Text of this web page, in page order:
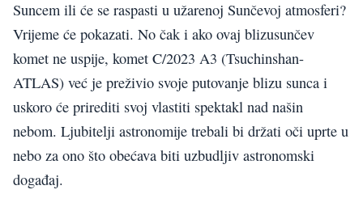
Suncem ili će se raspasti u užarenoj Sunčevoj atmosferi?
Vrijeme će pokazati. No čak i ako ovaj blizusunčev
komet ne uspije, komet C/2023 A3 (Tsuchinshan-
ATLAS) već je preživio svoje putovanje blizu sunca i
uskoro će prirediti svoj vlastiti spektakl nad našin
nebom. Ljubitelji astronomije trebali bi držati oči uprte u
nebo za ono što obećava biti uzbudljiv astronomski
događaj.